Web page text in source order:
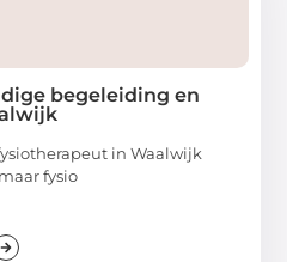
begeleiding en
in Waalwijk
fysio